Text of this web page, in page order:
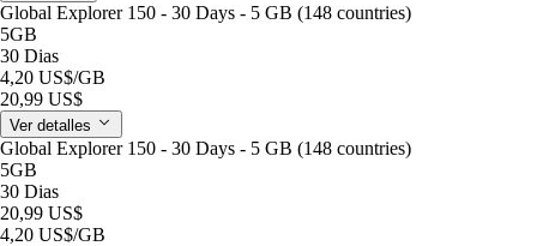
Global Explorer 150 - 30 Days - 5 GB (148 countries)
5GB
30 Dias
4,20 US$/GB
20,99 US$
Ver detalles
Global Explorer 150 - 30 Days - 5 GB (148 countries)
5GB
30 Dias
20,99 US$
4,20 US$/GB